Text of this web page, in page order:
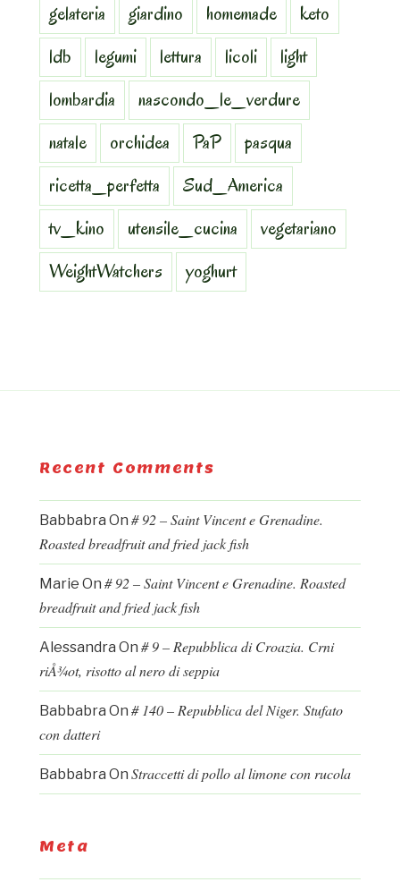
gelateria
giardino homemade
keto
ldb
legumi lettura licoli
light
lombardia
nascondo_le_verdure
natale
orchidea PaP
pasqua
ricetta_perfetta
Sud_America
tv_kino
utensile_cucina
vegetariano
WeightWatchers
yoghurt
Recent Comments
Babbabra On # 92 – Saint Vincent e Grenadine.
Roasted breadfruit and fried jack fish
Marie On # 92 – Saint Vincent e Grenadine. Roasted
breadfruit and fried jack fish
Alessandra On # 9 – Repubblica di Croazia. Crni
riÅ¾ot, risotto al nero di seppia
Babbabra On # 140 – Repubblica del Niger. Stufato
con datteri
Babbabra On Straccetti di pollo al limone con rucola
Meta